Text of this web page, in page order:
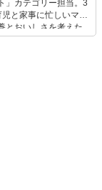
」カテゴリー担当。3
と家事に忙しいママ
とおいしさを考えた
を楽しむためのスイ